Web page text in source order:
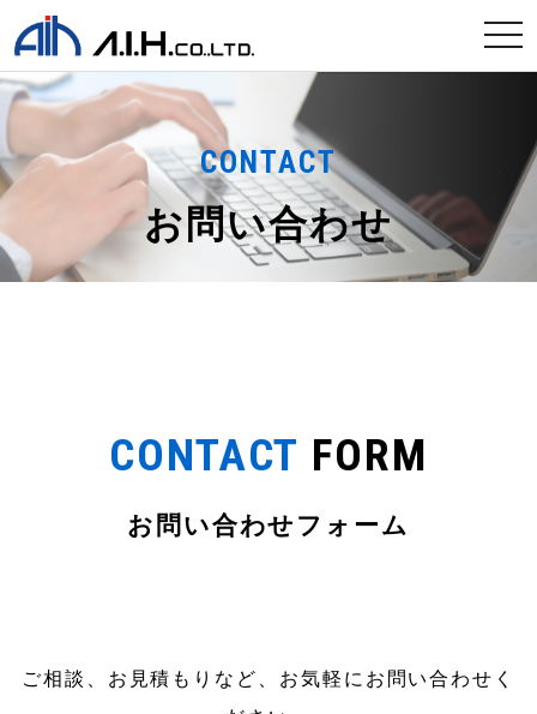
CONTACT
お問い合わせ
CONTACT FORM
お問い合わせフォーム
ご相談、お見積もりなど、お気軽にお問い合わせく